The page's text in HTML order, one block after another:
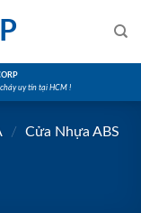
uy tín tại HCM !
/
Cửa Nhựa ABS